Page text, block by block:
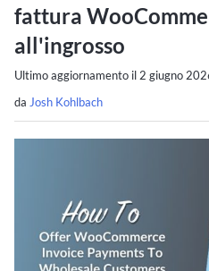
fattura
all'ingrosso
Ultimo aggiornamento il 2 giugno
da Josh Kohlbach